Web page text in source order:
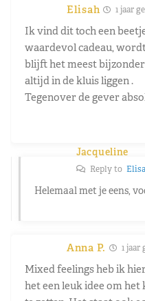
Elisah 1 jaar
Ik vind dit toch een
waardevol cadeau,
blijft het meest
altijd in de kluis liggen .
Tegenover de gever
Jacqueline
Reply to
Helemaal met je eens,
Anna P. 1 jaar
Mixed feelings heb ik
het een leuk idee om het